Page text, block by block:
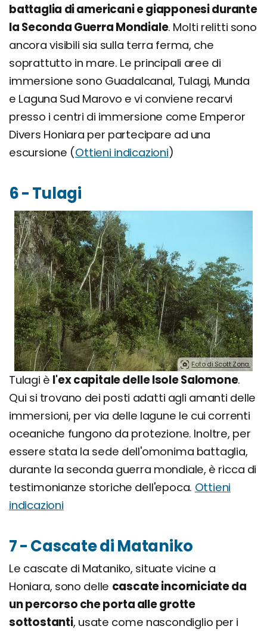
battaglia di americani e giapponesi durante
la Seconda Guerra Mondiale. Molti relitti sono
ancora visibili sia sulla terra ferma, che
soprattutto in mare. Le principali aree di
immersione sono Guadalcanal, Tulagi, Munda
e Laguna Sud Marovo e vi conviene recarvi
presso i centri di immersione come Emperor
Divers Honiara per partecipare ad una
escursione (Ottieni indicazioni)
6 - Tulagi
Foto di Scott Zona.
Tulagi è l'ex capitale delle Isole Salomone.
Qui si trovano dei posti adatti agli amanti delle
immersioni, per via delle lagune le cui correnti
oceaniche fungono da protezione. Inoltre, per
essere stata la sede dell'omonima battaglia,
durante la seconda guerra mondiale, è ricca di
testimonianze storiche dell'epoca. Ottieni
indicazioni
7 - Cascate di Mataniko
Le cascate di Mataniko, situate vicine a
Honiara, sono delle cascate incorniciate da
un percorso che porta alle grotte
sottostanti, usate come nascondiglio per i